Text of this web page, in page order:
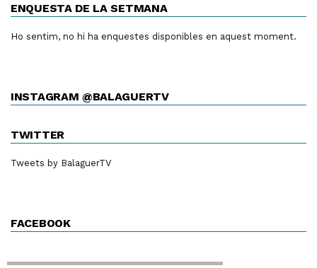
ENQUESTA DE LA SETMANA
Ho sentim, no hi ha enquestes disponibles en aquest moment.
INSTAGRAM @BALAGUERTV
TWITTER
Tweets by BalaguerTV
FACEBOOK